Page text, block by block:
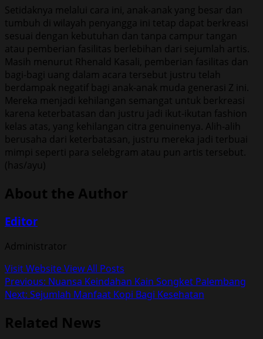
Setidaknya melalui cara ini, anak-anak yang besar dan
tumbuh di wilayah penyangga ini tetap dapat berkreasi
sesuai dengan kebutuhan dan tanpa campur tangan
atau pemberian fasilitas berlebihan dari sejumlah artis.
Masih menurut Rhenald Kasali, pemberian fasilitas dan
bagi-bagi uang dalam acara tersebut justru telah
berdampak negatif bagi anak-anak muda generasi Z ini.
Mereka menjadi kehilangan semangat untuk berkreasi
karena keterbatasan dan justru jadi ikut-ikutan fashion
kelas atas, yang kehilangan citra genuinenya. Alih-alih
berusaha dari keterbatasan, justru mereka jadi terbuai
mimpi seperti para selebgram atau pun artis tersebut.
(has/ayu)
About the Author
Editor
Administrator
Visit WebsiteView All Posts
Post
navigation
Previous: Nuansa Keindahan Kain Songket Palembang
Next: Sejumlah Manfaat Kopi Bagi Kesehatan
Related News